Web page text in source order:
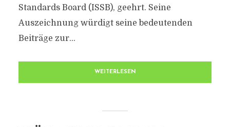
Standards Board (ISSB), geehrt. Seine
Auszeichnung würdigt seine bedeutenden
Beiträge zur...
WEITERLESEN